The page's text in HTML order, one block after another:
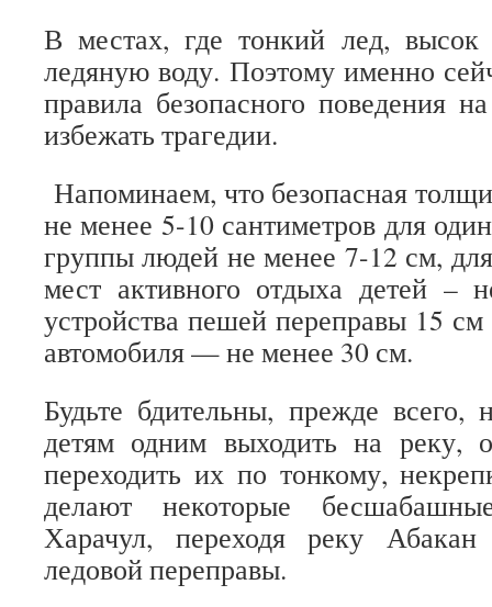
В местах, где тонкий лед, высок
ледяную воду. Поэтому именно
правила безопасного поведения
избежать трагедии.
Напоминаем, что безопасная
не менее 5-10 сантиметров для
группы людей не менее 7-12 см,
мест активного отдыха детей –
устройства пешей переправы 15 см
автомобиля — не менее 30 см.
Будьте бдительны, прежде всего,
детям одним выходить на реку,
переходить их по тонкому,
делают некоторые
Харачул, переходя реку
ледовой переправы.